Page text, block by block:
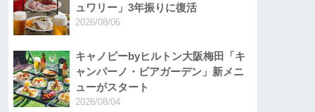
ュワリー」3年振りに復活
2026/08/06
キャノピーbyヒルトン大阪梅田「キ
ャンパーノ・ビアガーデン」新メニ
ューがスタート
2026/08/04